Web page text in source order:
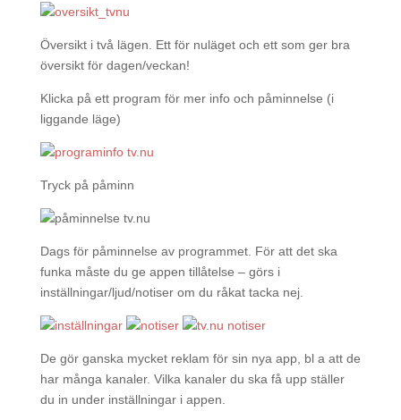
Översikt i två lägen. Ett för nuläget och ett som ger bra
översikt för dagen/veckan!
Klicka på ett program för mer info och påminnelse (i
liggande läge)
Tryck på påminn
Dags för påminnelse av programmet. För att det ska
funka måste du ge appen tillåtelse – görs i
inställningar/ljud/notiser om du råkat tacka nej.
De gör ganska mycket reklam för sin nya app, bl a att de
har många kanaler. Vilka kanaler du ska få upp ställer
du in under inställningar i appen.